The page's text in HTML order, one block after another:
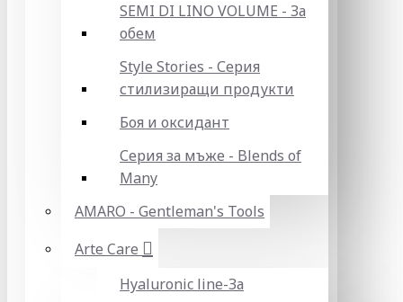
SEMI DI LINO VOLUME - За
обем
Style Stories - Серия
стилизиращи продукти
Боя и оксидант
Серия за мъже - Blends of
Many
AMARO - Gentleman's Tools
Arte Care
Hyaluronic line-За